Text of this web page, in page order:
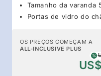
Tamanho da varanda
Portas de vidro do
OS PREÇOS COMEÇAM A
ALL-INCLUSIVE PLUS